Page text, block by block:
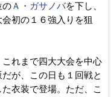
のＡ・ガサノバを下し、
初の１６強入りを狙
れまで四大大会を中心
が、この日も１回戦と
衣装で登場。ただ、こ